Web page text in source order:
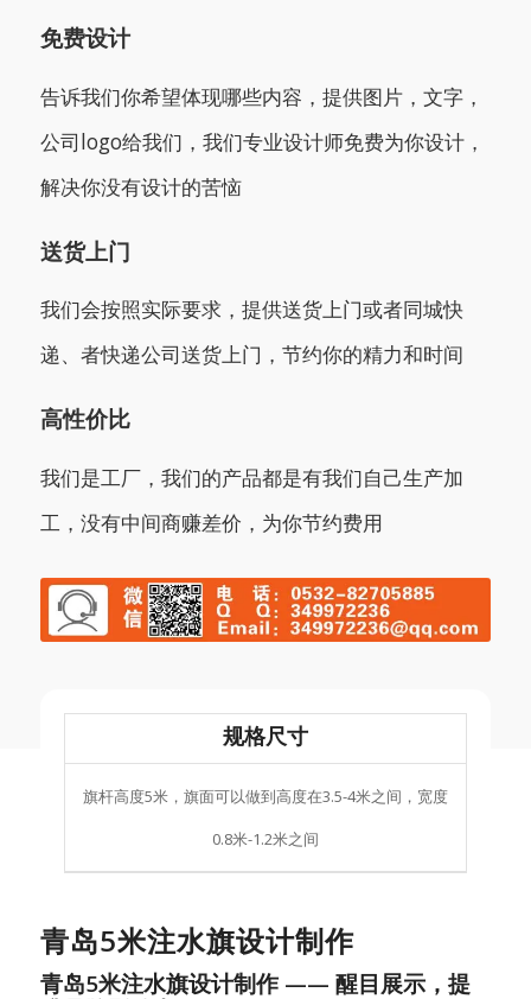
免费设计
告诉我们你希望体现哪些内容，提供图片，文字，
公司logo给我们，我们专业设计师免费为你设计，
解决你没有设计的苦恼
送货上门
我们会按照实际要求，提供送货上门或者同城快
递、者快递公司送货上门，节约你的精力和时间
高性价比
我们是工厂，我们的产品都是有我们自己生产加
工，没有中间商赚差价，为你节约费用
规格尺寸
旗杆高度5米，旗面可以做到高度在3.5-4米之间，宽度
0.8米-1.2米之间
青岛5米注水旗设计制作
青岛5米注水旗设计制作 —— 醒目展示，提